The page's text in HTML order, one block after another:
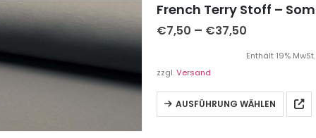
French Terry Stoff –
€7,50 – €37,50
Enthält 19% MwSt.
zzgl.Versand
AUSFÜHRUNG WÄHLEN